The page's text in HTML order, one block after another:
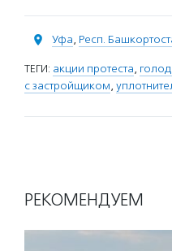
Уфа, Респ.
ТЕГИ: акции протеста,
с застройщиком,
РЕКОМЕНДУЕМ